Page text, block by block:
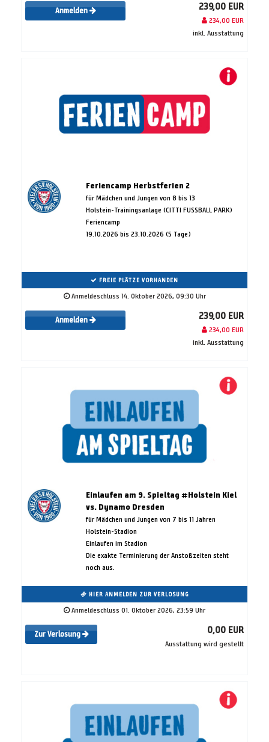
Anmelden 239,00 EUR
234,00 EUR
inkl. Ausstattung
Feriencamp Herbstferien 2
für Mädchen und Jungen von 8 bis 13
Holstein-Trainingsanlage (CITTI FUSSBALL PARK)
Feriencamp
19.10.2026 bis 23.10.2026 (5 Tage)
FREIE PLÄTZE VORHANDEN
Anmeldeschluss 14. Oktober 2026, 09:30 Uhr
Anmelden 239,00 EUR
234,00 EUR
inkl. Ausstattung
Einlaufen am 9. Spieltag #Holstein Kiel
vs. Dynamo Dresden
für Mädchen und Jungen von 7 bis 11 Jahren
Holstein-Stadion
Einlaufen im Stadion
Die exakte Terminierung der Anstoßzeiten steht
noch aus.
HIER ANMELDEN ZUR VERLOSUNG
Anmeldeschluss 01. Oktober 2026, 23:59 Uhr
Zur Verlosung 0,00 EUR
Ausstattung wird gestellt